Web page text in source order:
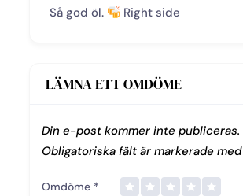
Så god öl. Right side
LÄMNA ETT OMDÖME
Din e-post kommer inte publiceras.
Obligatoriska fält är markerade med
Omdöme *